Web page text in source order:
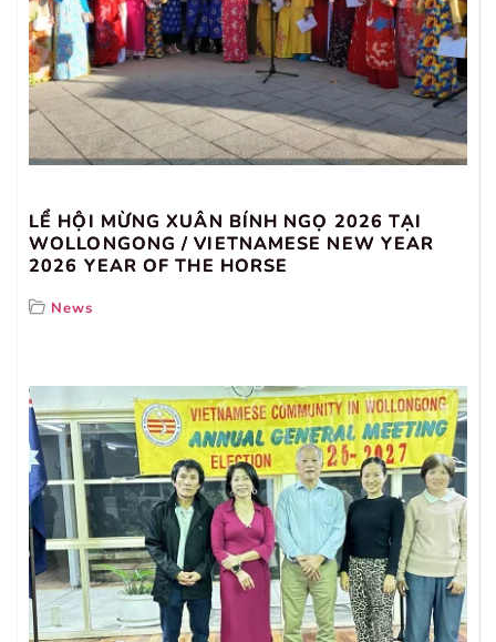
LỂ HỘI MỪNG XUÂN BÍNH NGỌ 2026 TẠI
WOLLONGONG / VIETNAMESE NEW YEAR
2026 YEAR OF THE HORSE
News